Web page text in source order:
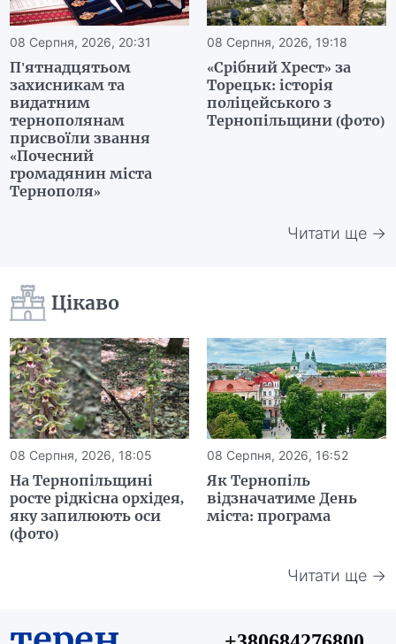
08 Серпня, 2026, 20:31
П'ятнадцятьом
захисникам та
видатним
тернополянам
присвоїли звання
«Почесний
громадянин міста
Тернополя»
08 Серпня, 2026, 19:18
«Срібний Хрест» за
Торецьк: історія
поліцейського з
Тернопільщини (фото)
Читати ще →
Цікаво
08 Серпня, 2026, 18:05
На Тернопільщині
росте рідкісна орхідея,
яку запилюють оси
(фото)
08 Серпня, 2026, 16:52
Як Тернопіль
відзначатиме День
міста: програма
Читати ще →